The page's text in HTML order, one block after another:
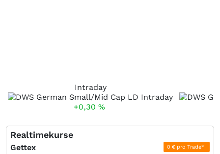
Intraday
+0,30 %
Realtimekurse
Gettex 0 € pro Trade*